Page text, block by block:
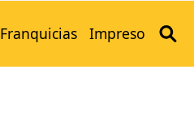
Franquicias Impreso